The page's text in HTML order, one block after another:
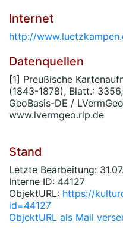
Internet
http://
Datenquellen
[1] Preußische
(1843-1878), Blatt.:
GeoBasis-DE /
www.lvermgeo.rlp.de
Stand
Letzte Bearbeitung:
Interne ID: 44127
ObjektURL: https://
id=44127
ObjektURL als Mail